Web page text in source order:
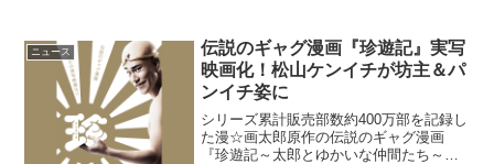
日、誕生日の夜。ライブの帰り道に、大
学生の葵海（...
ニュース
伝説のギャグ漫画『珍遊記』実写
映画化！松山ケンイチが坊主＆パ
ンイチ姿に
シリーズ累計販売部数約400万部を記録し
た漫☆画太郎原作の伝説のギャグ漫画
『珍遊記～太郎とゆかいな仲間たち～』